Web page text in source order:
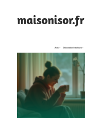
maisonisor.fr